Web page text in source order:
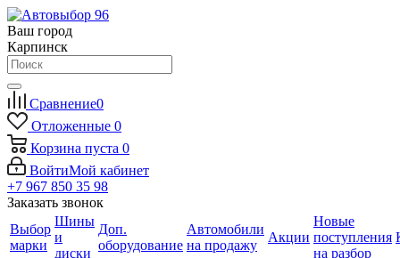
Ваш город
Карпинск
Сравнение0
Отложенные 0
Корзина пуста 0
ВойтиМой кабинет
+7 967 850 35 98
Заказать звонок
Выбор
марки
Шины
и
диски
Доп.
оборудование
Автомобили
на продажу
Акции
Новые
поступления
на разбор